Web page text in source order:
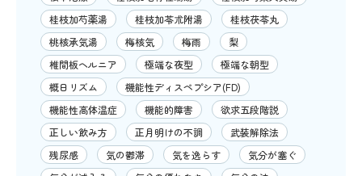
桂枝加芍薬湯
桂枝加苓朮附湯
桂枝茯苓丸
桃核承気湯
梅核気 梅雨
梨
椎間板ヘルニア
極端な夜型
極端な朝型
概日リズム
機能性ディスペプシア(FD)
機能性高体温症
機能的障害
欲求五段階説
正しい飲み方
正月明けの不調
武装解除法
残尿感
気の鬱滞 気を逸らす
気分が塞ぐ